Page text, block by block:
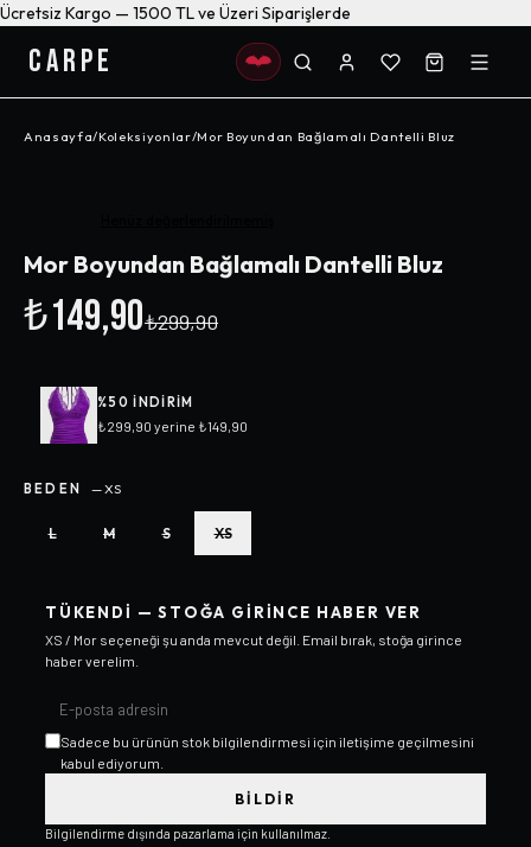
Ücretsiz Kargo — 1500 TL ve Üzeri Siparişlerde
CARPE
Anasayfa/Koleksiyonlar/Mor Boyundan Bağlamalı Dantelli Bluz
Mor Boyundan Bağlamalı Dantelli Bluz
₺149,90₺299,90
%50 INDIRIM
₺299,90 yerine ₺149,90
BEDEN —XS
L M S XS
TÜKENDI — STOĞA GIRINCE HABER VER
XS / Mor seçeneği şu anda mevcut değil. Email bırak, stoğa girince
haber verelim.
Sadece bu ürünün stok bilgilendirmesi için iletişime geçilmesini
kabul ediyorum.
BILDIR
Bilgilendirme dışında pazarlama için kullanılmaz.